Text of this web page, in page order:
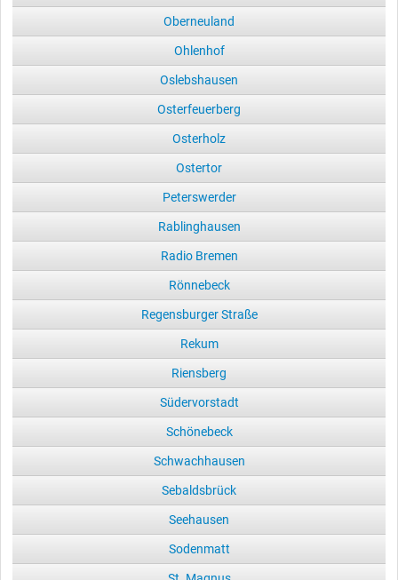
Oberneuland
Ohlenhof
Oslebshausen
Osterfeuerberg
Osterholz
Ostertor
Peterswerder
Rablinghausen
Radio Bremen
Rönnebeck
Regensburger Straße
Rekum
Riensberg
Südervorstadt
Schönebeck
Schwachhausen
Sebaldsbrück
Seehausen
Sodenmatt